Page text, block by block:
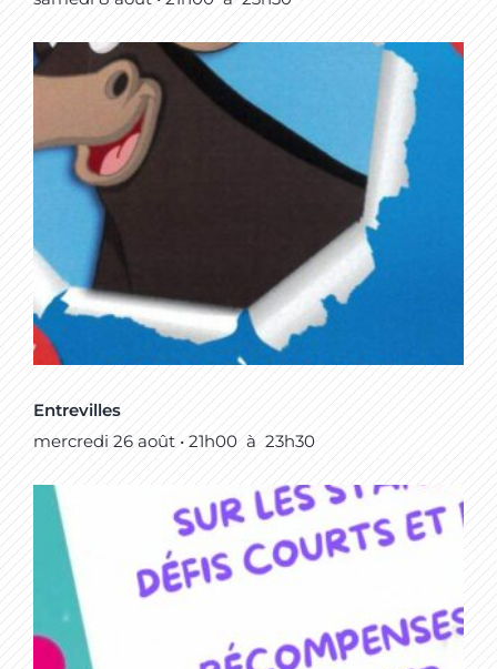
Entrevilles
mercredi 26 août • 21h00 à 23h30